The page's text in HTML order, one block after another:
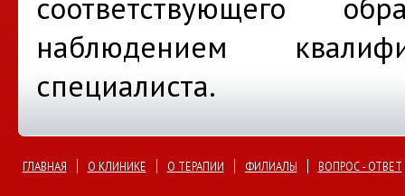
соответствующего
наблюдением
специалиста.
ГЛАВНАЯ О КЛИНИКЕ О ТЕРАПИИ ФИЛИАЛЫ ВОПРОС - ОТВЕТ